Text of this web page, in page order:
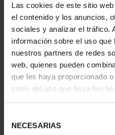
Las cookies de este sitio
el contenido y los anuncios,
sociales y analizar el tráfico.
información sobre el uso que
nuestros partners de redes
web, quienes pueden
que les haya proporcionado
partir del uso que haya
NECESARIAS
73,00 €